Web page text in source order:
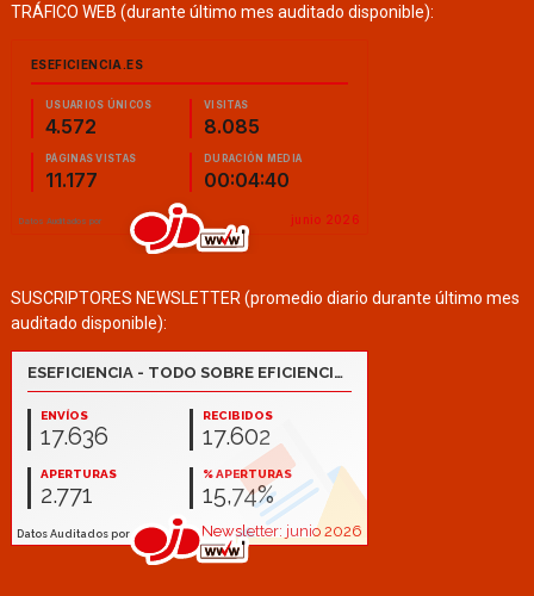
TRÁFICO WEB (durante último mes auditado disponible):
SUSCRIPTORES NEWSLETTER (promedio diario durante último mes
auditado disponible):